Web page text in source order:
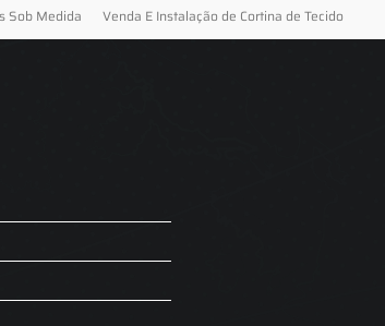
Sob Medida Venda E Instalação de Cortina de Tecido